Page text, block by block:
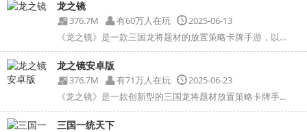
龙之镜
376.7M 有60万人在玩
2025-06-13
《龙之镜》是一款三国龙将题材的放置策略卡牌手游，以下...
龙之镜安卓版
376.7M 有71万人在玩
2025-06-23
《龙之镜》是一款创新型的三国龙将题材放置策略卡牌手...
三国一统天下